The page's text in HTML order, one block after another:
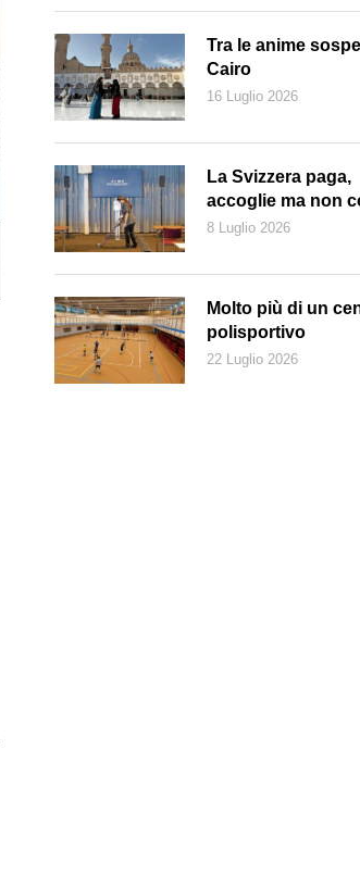
Negli ultimi anni sono entrate in vigore diverse
per l’altro genitore. (Freepik.com)
Tra le anime
Cairo
16 Luglio 2026
La Svizzera paga,
accoglie ma non
8 Luglio 2026
Molto più di un
polisportivo
22 Luglio 2026